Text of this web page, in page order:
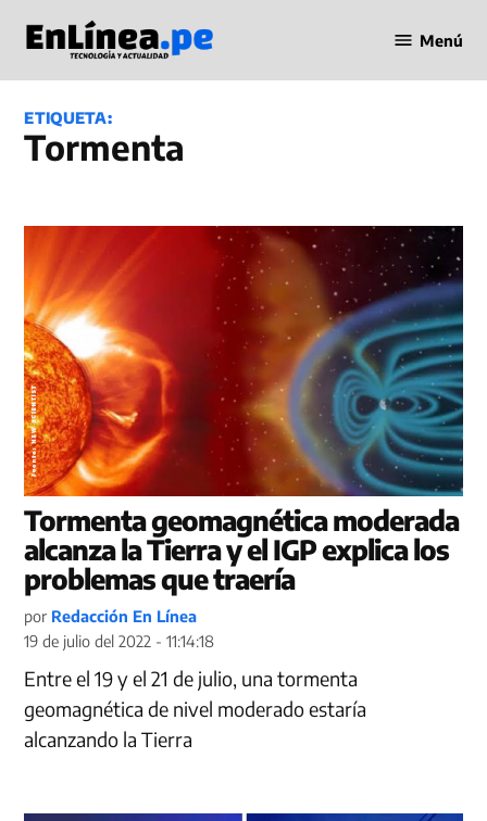
contenido
en Línea
Menú
ETIQUETA:
Tormenta
Tormenta geomagnética moderada
alcanza la Tierra y el IGP explica los
problemas que traería
por Redacción En Línea
19 de julio del 2022 - 11:14:18
Entre el 19 y el 21 de julio, una tormenta
geomagnética de nivel moderado estaría
alcanzando la Tierra